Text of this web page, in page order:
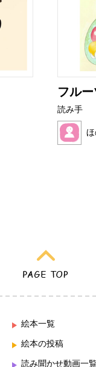
フル
読み手
絵本一覧
絵本の投稿
読み聞かせ動画一覧